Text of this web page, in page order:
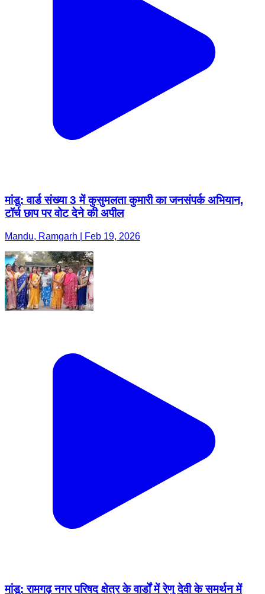
मांडू: वार्ड संख्या 3 में कुसुमलता कुमारी का जनसंपर्क अभियान,
टॉर्च छाप पर वोट देने की अपील
Mandu, Ramgarh | Feb 19, 2026
मांडू: रामगढ़ नगर परिषद क्षेत्र के वार्डों में रेणु देवी के समर्थन में